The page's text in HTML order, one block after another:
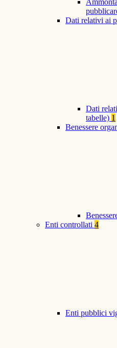
Dati relativi ai
Dati
tabelle) 1
Benessere
Enti controllati 4
Enti pubblici